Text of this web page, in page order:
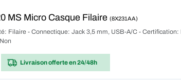
MS Micro Casque Filaire (8X231AA)
Filaire - Connectique: Jack 3,5 mm, USB-A/C - Certification:
Livraison offerteen 24/48h